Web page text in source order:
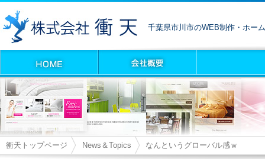
千葉県市川市のWEB制作・ホー
衝天トップページ News＆Topics なんというグローバル感ｗ